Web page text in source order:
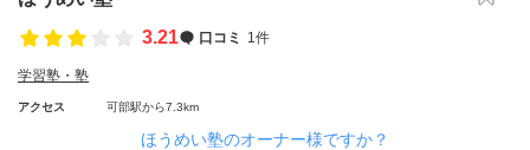
3.21
口コミ 1件
学習塾・塾
アクセス 可部駅から7.3km
ほうめい塾のオーナー様ですか？